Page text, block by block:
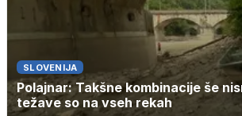
SLOVENIJA
Polajnar: Takšne kombinacije še
težave so na vseh rekah